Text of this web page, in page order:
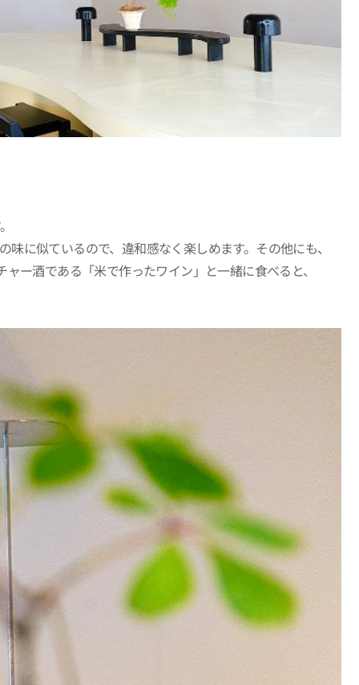
に似ているので、違和感なく楽しめます。その他にも、
ー酒である「米で作ったワイン」と一緒に食べると、